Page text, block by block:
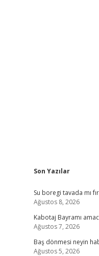
Sidebar
Son Yazılar
Su boregi tavada mı
Ağustos 8, 2026
Kabotaj Bayramı
Ağustos 7, 2026
Baş dönmesi neyin
Ağustos 5, 2026
ilbetvd casino giriş